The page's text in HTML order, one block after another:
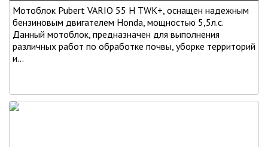
Мотоблок Pubert VARIO 55 Н TWK+, оснащен надежным
бензиновым двигателем Honda, мощностью 5,5л.с.
Данный мотоблок, предназначен для выполнения
различных работ по обработке почвы, уборке территорий
и...